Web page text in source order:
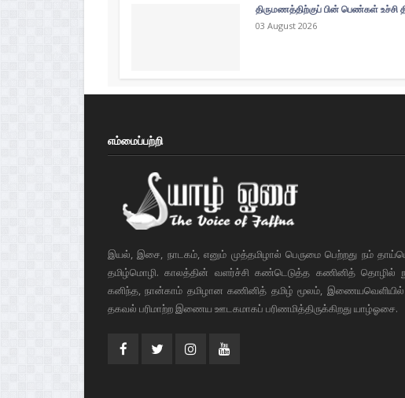
திருமணத்திற்குப் பின் பெண்கள் உச்சி
03 August 2026
எம்மைப்பற்றி
இயல், இசை, நாடகம், எனும் முத்தமிழால் பெருமை பெற்றது நம்
தமிழ்மொழி. காலத்தின் வளர்ச்சி கண்டெடுத்த கணினித் தொழில்
கனிந்த, நான்காம் தமிழான கணினித் தமிழ் மூலம்,
தகவல் பரிமாற்ற இணைய ஊடகமாகப் பரிணமித்திருக்கிறது யாழ்ஓசை.